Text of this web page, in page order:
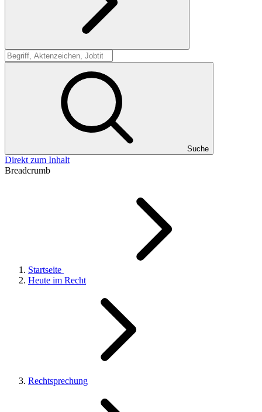
Suche
Suche
Direkt zum Inhalt
Breadcrumb
Startseite
Heute im Recht
Rechtsprechung